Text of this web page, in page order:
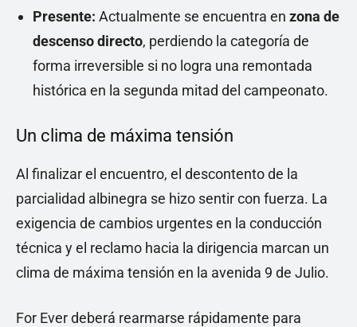
Presente: Actualmente se encuentra en zona de
descenso directo, perdiendo la categoría de
forma irreversible si no logra una remontada
histórica en la segunda mitad del campeonato.
Un clima de máxima tensión
Al finalizar el encuentro, el descontento de la
parcialidad albinegra se hizo sentir con fuerza. La
exigencia de cambios urgentes en la conducción
técnica y el reclamo hacia la dirigencia marcan un
clima de máxima tensión en la avenida 9 de Julio.
For Ever deberá rearmarse rápidamente para